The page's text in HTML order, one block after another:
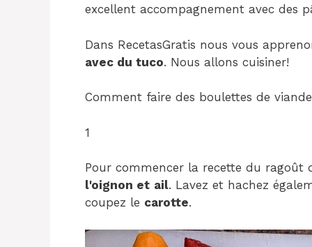
excellent accompagnement avec des
Dans RecetasGratis nous vous
avec du tuco. Nous allons cuisiner!
Comment faire des boulettes de
1
Pour commencer la recette du ragoût
l'oignon et ail. Lavez et hachez
coupez le carotte.